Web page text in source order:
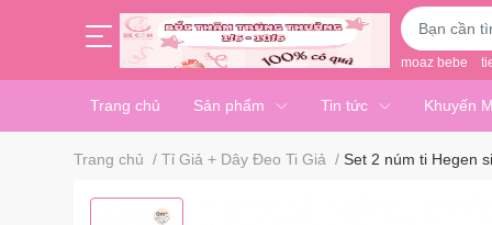
moaz bebe
Trang chủ Sản phẩm Tin tức Khuyến
Trang chủ / Tỉ Giả + Dây Đeo Ti Giả / Set 2 núm ti Hegen